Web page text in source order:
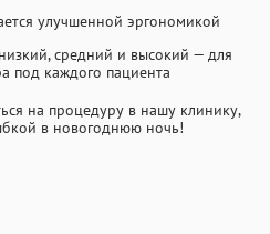
улучшенной эргономикой
средний и высокий — для
под каждого пациента
на процедуру в нашу клинику,
в новогоднюю ночь!